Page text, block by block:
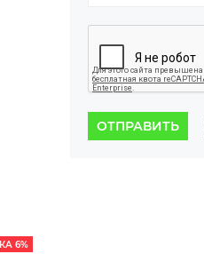
ОТПРАВИТЬ
6%